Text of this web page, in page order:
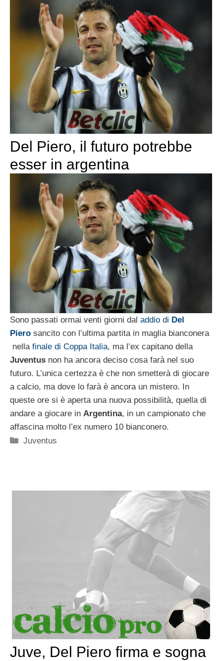
Del Piero, il futuro potrebbe
esser in argentina
Sono passati ormai venti giorni dal addio di Del
Piero sancito con l’ultima partita in maglia bianconera
nella finale di Coppa Italia, ma l’ex capitano della
Juventus non ha ancora deciso cosa farà nel suo
futuro. L’unica certezza è che non smetterà di giocare
a calcio, ma dove lo farà è ancora un mistero. In
queste ore si è aperta una nuova possibilità, quella di
andare a giocare in Argentina, in un campionato che
affascina molto l’ex numero 10 bianconero.
Categorie
Juventus
Juve, Del Piero firma e sogna